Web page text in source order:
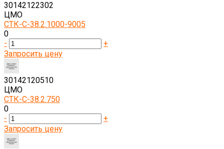
30142122302
ЦМО
СТК-С-38.2.1000-9005
0
-
+
Запросить цену
30142120510
ЦМО
СТК-С-38.2.750
0
-
+
Запросить цену